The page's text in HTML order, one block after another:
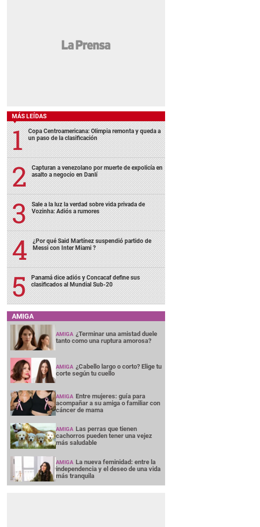
MÁS LEÍDAS
Copa Centroamericana: Olimpia remonta y queda a
un paso de la clasificación
Capturan a venezolano por muerte de expolicía en
asalto a negocio en Danlí
Sale a la luz la verdad sobre vida privada de
Vozinha: Adiós a rumores
¿Por qué Said Martínez suspendió partido de
Messi con Inter Miami ?
Panamá dice adiós y Concacaf define sus
clasificados al Mundial Sub-20
AMIGA
AMIGA ¿Terminar una amistad duele
tanto como una ruptura amorosa?
AMIGA ¿Cabello largo o corto? Elige tu
corte según tu cuello
AMIGA Entre mujeres: guía para
acompañar a su amiga o familiar con
cáncer de mama
AMIGA Las perras que tienen
cachorros pueden tener una vejez
más saludable
AMIGA La nueva feminidad: entre la
independencia y el deseo de una vida
más tranquila